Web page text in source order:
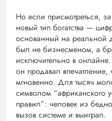
Но если присмотреться,
новый тип богатства —
основанный на реальной
был не бизнесменом, а
исключительно в
он продавал впечатление,
мгновенно. Для тысяч
символом “африканского
правил”: человек из
вызов системе и выиграл.